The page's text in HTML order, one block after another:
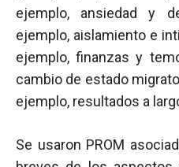
ejemplo, ansiedad y
ejemplo, aislamiento e
ejemplo, finanzas y
cambio de estado
ejemplo, resultados a
Se usaron PROM